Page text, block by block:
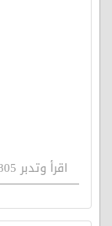
اقرأ وتدبر 805 - آية إنه لقول فصل